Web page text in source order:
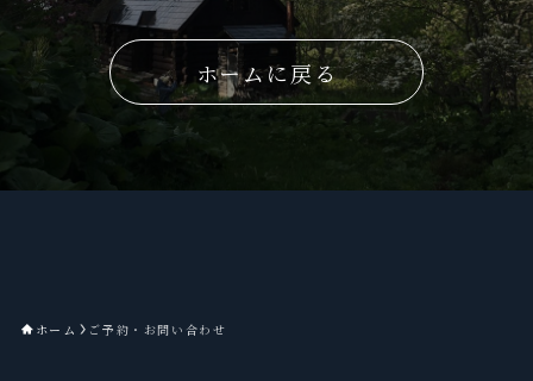
ホームに戻る
ホーム ご予約・お問い合わせ